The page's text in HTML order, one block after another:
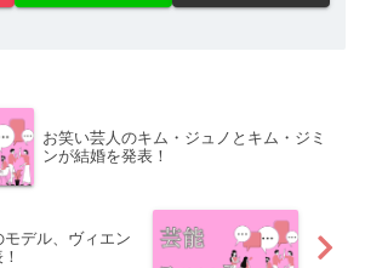
お笑い芸人のキム・ジュノとキム・ジミ
ンが結婚を発表！
デル、ヴィエン